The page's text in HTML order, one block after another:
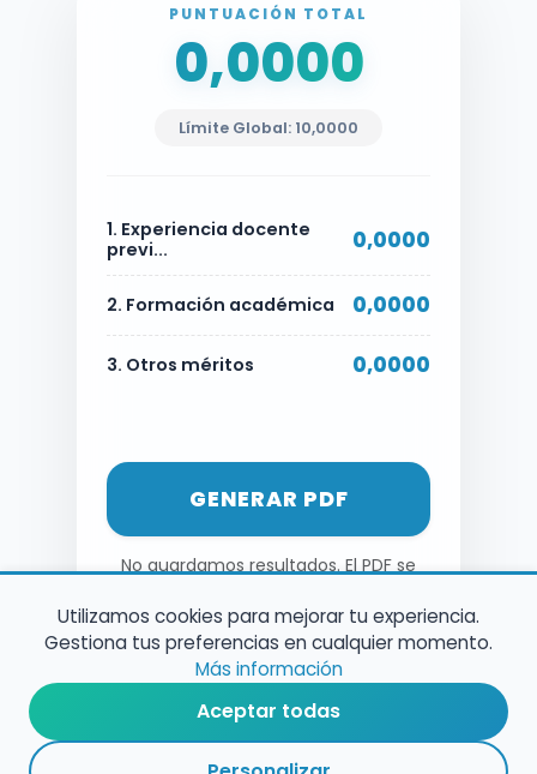
PUNTUACIÓN TOTAL
0,0000
Límite Global: 10,0000
1. Experiencia docente
previ...
0,0000
2. Formación académica 0,0000
3. Otros méritos 0,0000
GENERAR PDF
No guardamos resultados. El PDF se
Utilizamos cookies para mejorar tu experiencia.
Gestiona tus preferencias en cualquier momento.
Más información
Aceptar todas